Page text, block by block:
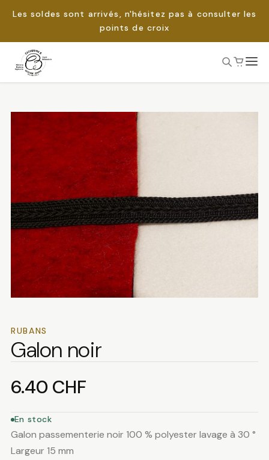
Les soldes sont arrivés, n'hésitez pas à consulter les
points de croix
Passer
RUBANS
Galon noir
6.40 CHF
En stock
Galon passementerie noir 100 % polyester lavage à 30 °
Largeur 15 mm